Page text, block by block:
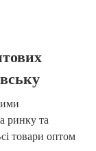
ринку та
товари оптом